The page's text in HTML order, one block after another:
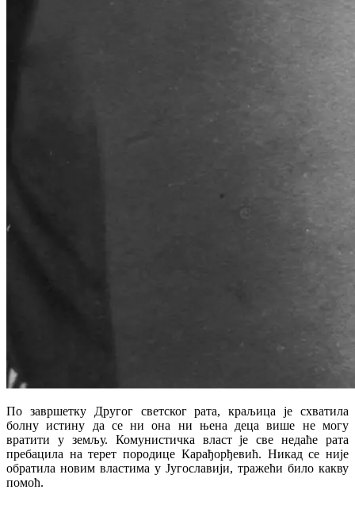
По завршетку Другог светског рата, краљица је схватила
болну истину да се ни она ни њена деца више не могу
вратити у земљу. Комунистичка власт је све недаће рата
пребацила на терет породице Карађорђевић. Никад се није
обратила новим властима у Југославији, тражећи било какву
помоћ.